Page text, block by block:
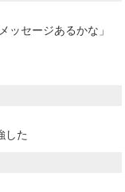
ッセージあるかな」
した